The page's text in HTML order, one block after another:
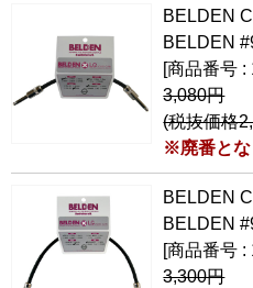
BELDEN
BELDEN
[商品番号 :
3,080円
(税抜価格
※廃番とな
BELDEN
BELDEN
[商品番号 :
3,300円